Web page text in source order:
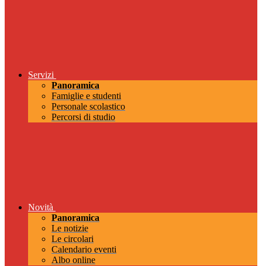
Servizi
Panoramica
Famiglie e studenti
Personale scolastico
Percorsi di studio
Novità
Panoramica
Le notizie
Le circolari
Calendario eventi
Albo online